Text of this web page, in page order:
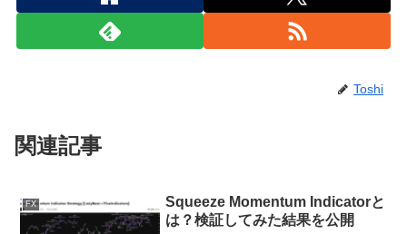
Toshi
関連記事
FX
Squeeze Momentum Indicatorと
は？検証してみた結果を公開